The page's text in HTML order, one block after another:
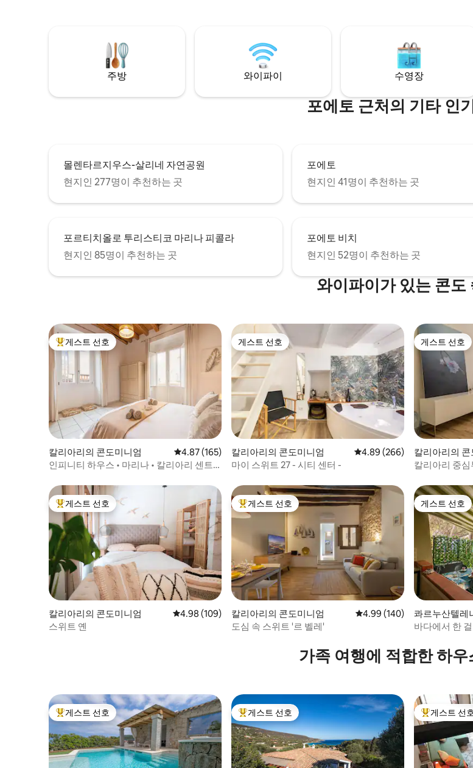
sulla spiaggia offrono buona musica,
danze e specialità culinarie del luogo.
licenza n. IT 092009C2000Q7820
는 무료입니다.
위치 IUN:
주방 와이파이 수영장
포에토 근처의 기타 인
몰렌타르지우스-살리네 자연공원
현지인 277명이 추천하는 곳
포에토
현지인 41명이 추천하는 곳
포르티치올로 투리스티코 마리나 피콜라
현지인 85명이 추천하는 곳
포에토 비치
현지인 52명이 추천하는 곳
와이파이가 있는 콘도
상위 게스트 선호
게스트 선호
칼리아리의 콘도미니엄 평점 4.87점(5점 만점), 후기 165개
4.87 (165)
인피니티 하우스 • 마리나 • 칼리아리 센트
게스트 선호
게스트 선호
칼리아리의 콘도미니엄 평점 4.89점(5점 만점), 후기
4.89 (266)
마이 스위트 27 - 시티 센터 -
게스트 선호
게스트 선호
칼리아리의 콘
칼리아리 중
상위 게스트 선호
게스트 선호
칼리아리의 콘도미니엄 평점 4.98점(5점 만점), 후기 109개
4.98 (109)
스위트 옌
상위 게스트 선호
게스트 선호
칼리아리의 콘도미니엄 평점 4.99점(5점 만점), 후기
4.99 (140)
도심 속 스위트 '르 벨레'
게스트 선호
게스트 선호
콰르누산텔레
엄
바다에서 한
가족 여행에 적합한 하
상위 게스트 선호
게스트 선호 상위 게스트 선호
게스트 선호 상위 게스트
게스트 선